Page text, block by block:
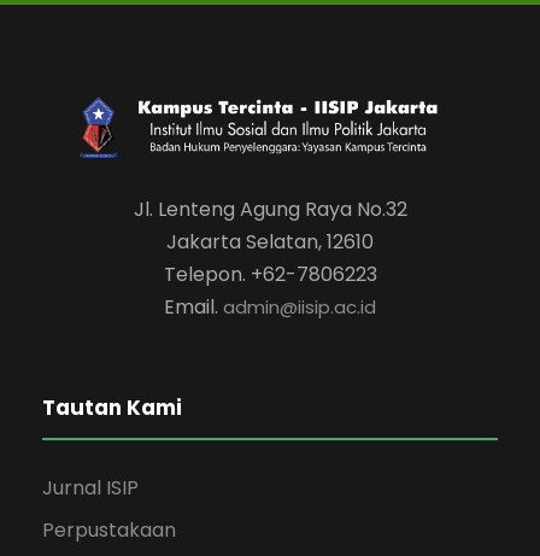
Jl. Lenteng Agung Raya No.32
Jakarta Selatan, 12610
Telepon. +62-7806223
Email. admin@iisip.ac.id
Tautan Kami
Jurnal ISIP
Perpustakaan